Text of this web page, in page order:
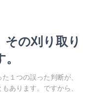
の刈り取り
１つの誤った判断が、
あります。ですから、